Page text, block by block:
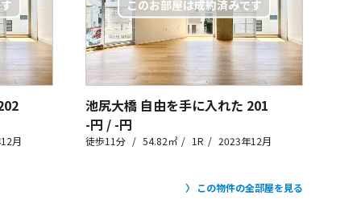
月
池尻大橋 自由を手に入れた 201
-円 / -円
徒歩11分 54.82㎡ 1R 2023年12月
この物件の全部屋を見る